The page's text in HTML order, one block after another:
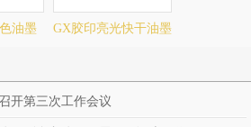
油墨 GX胶印亮光快干油墨
开第三次工作会议